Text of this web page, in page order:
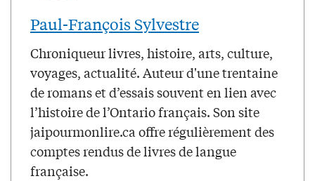
Paul-François Sylvestre
Chroniqueur livres, histoire, arts, culture,
voyages, actualité. Auteur d'une trentaine
de romans et d’essais souvent en lien avec
l’histoire de l’Ontario français. Son site
jaipourmonlire.ca offre régulièrement des
comptes rendus de livres de langue
française.